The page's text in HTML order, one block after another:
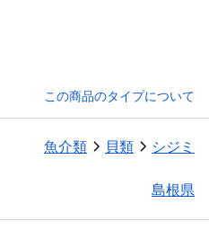
この商品のタイプについて
魚介類 貝類 シジミ
島根県